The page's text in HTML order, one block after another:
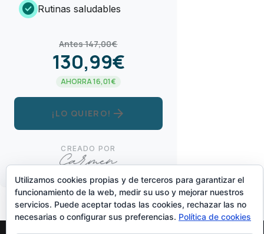
check_circle Rutinas saludables
Antes 147,00€
130,99€
AHORRA 16,01€
¡LO QUIERO! arrow_forward
CREADO POR
Utilizamos cookies propias y de terceros para garantizar el
funcionamiento de la web, medir su uso y mejorar nuestros
servicios. Puede aceptar todas las cookies, rechazar las no
necesarias o configurar sus preferencias. Política de cookies